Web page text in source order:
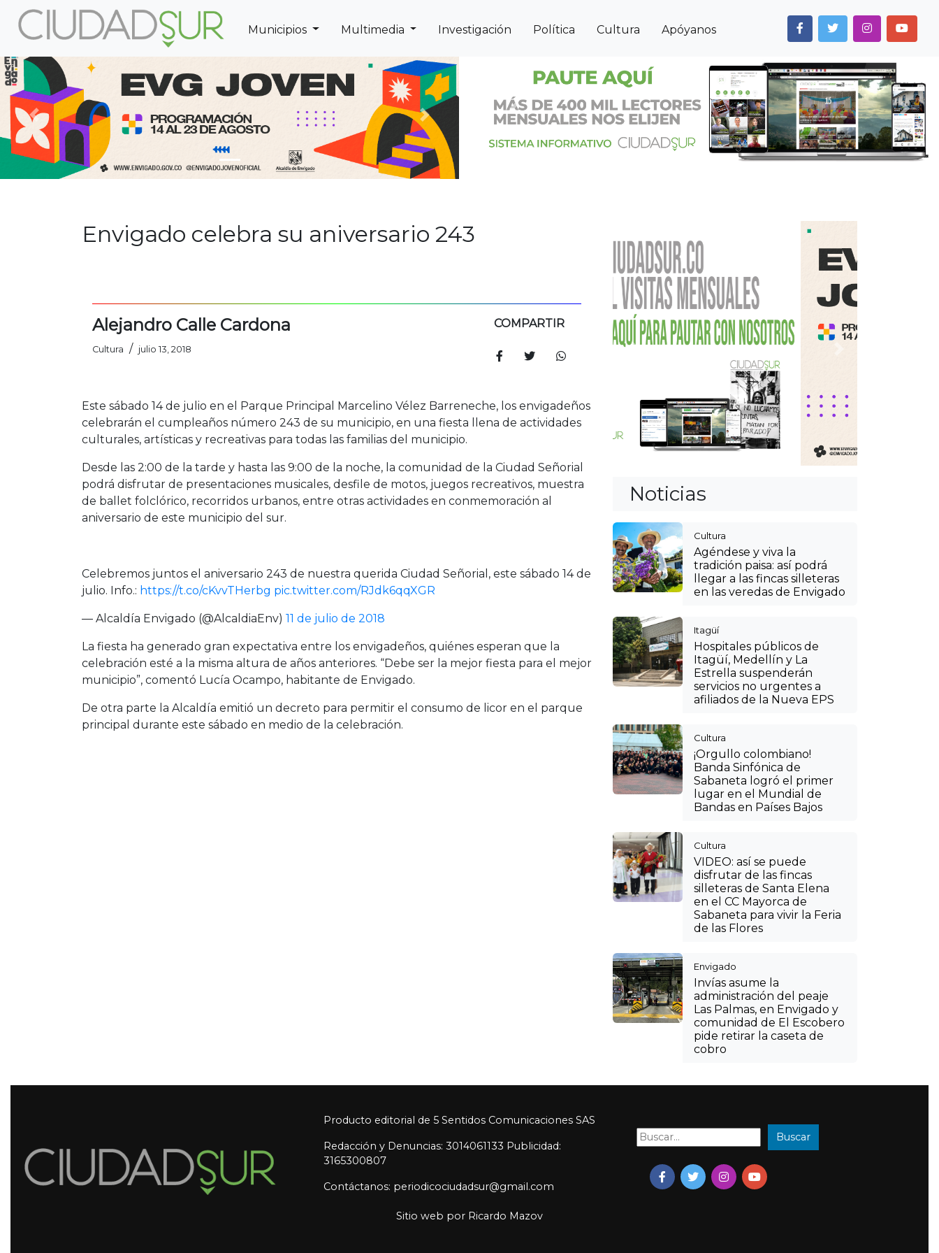
Municipios Multimedia Investigación Política Cultura Apóyanos
Previous Next Previous Next
Envigado celebra su aniversario 243
Alejandro Calle Cardona
Cultura / julio 13, 2018
COMPARTIR
Este sábado 14 de julio en el Parque Principal Marcelino Vélez Barreneche, los envigadeños
celebrarán el cumpleaños número 243 de su municipio, en una fiesta llena de actividades
culturales, artísticas y recreativas para todas las familias del municipio.
Desde las 2:00 de la tarde y hasta las 9:00 de la noche, la comunidad de la Ciudad Señorial
podrá disfrutar de presentaciones musicales, desfile de motos, juegos recreativos, muestra
de ballet folclórico, recorridos urbanos, entre otras actividades en conmemoración al
aniversario de este municipio del sur.
Celebremos juntos el aniversario 243 de nuestra querida Ciudad Señorial, este sábado 14 de
julio. Info.: https://t.co/cKvvTHerbg pic.twitter.com/RJdk6qqXGR
— Alcaldía Envigado (@AlcaldiaEnv) 11 de julio de 2018
La fiesta ha generado gran expectativa entre los envigadeños, quiénes esperan que la
celebración esté a la misma altura de años anteriores. “Debe ser la mejor fiesta para el mejor
municipio”, comentó Lucía Ocampo, habitante de Envigado.
De otra parte la Alcaldía emitió un decreto para permitir el consumo de licor en el parque
principal durante este sábado en medio de la celebración.
Noticias
Cultura
Agéndese y viva la
tradición paisa: así podrá
llegar a las fincas silleteras
en las veredas de Envigado
Itagüí
Hospitales públicos de
Itagüí, Medellín y La
Estrella suspenderán
servicios no urgentes a
afiliados de la Nueva EPS
Cultura
¡Orgullo colombiano!
Banda Sinfónica de
Sabaneta logró el primer
lugar en el Mundial de
Bandas en Países Bajos
Cultura
VIDEO: así se puede
disfrutar de las fincas
silleteras de Santa Elena
en el CC Mayorca de
Sabaneta para vivir la Feria
de las Flores
Envigado
Invías asume la
administración del peaje
Las Palmas, en Envigado y
comunidad de El Escobero
pide retirar la caseta de
cobro
Producto editorial de 5 Sentidos Comunicaciones SAS
Redacción y Denuncias: 3014061133 Publicidad:
3165300807
Contáctanos: periodicociudadsur@gmail.com
Buscar: Buscar
Sitio web por Ricardo Mazov